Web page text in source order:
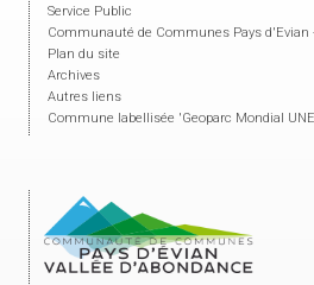
Service Public
Communauté de Communes Pays d'Evian
Plan du site
Archives
Autres liens
Commune labellisée 'Geoparc Mondial